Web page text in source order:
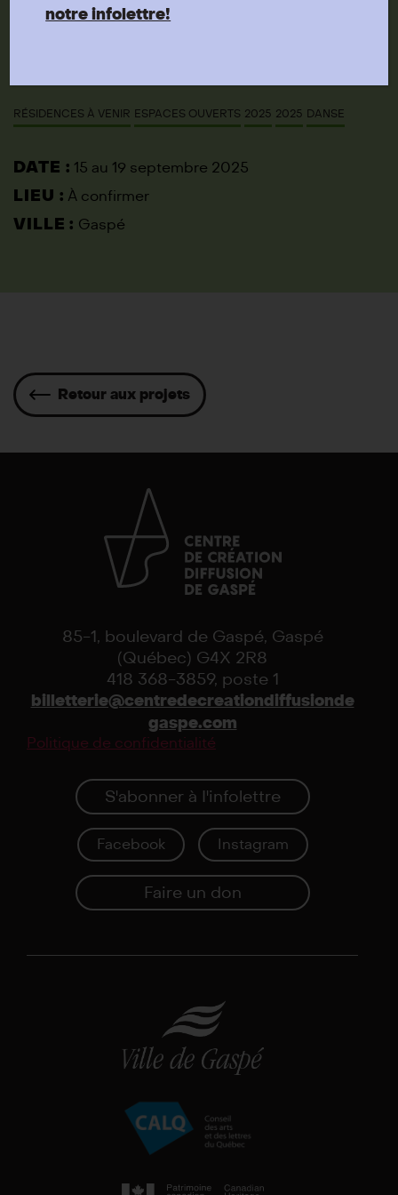
des arts et des lettres du Québec
RÉSIDENCES À VENIR ESPACES OUVERTS 2025 2025 DANSE
DATE : 15 au 19 septembre 2025
LIEU : À confirmer
VILLE : Gaspé
Retour aux projets
85-1, boulevard de Gaspé, Gaspé
(Québec) G4X 2R8
418 368-3859, poste 1
billetterie@centredecreationdiffusionde
gaspe.com
Politique de confidentialité
S'abonner à I'infolettre
Facebook Instagram
Faire un don
notre infolettre!